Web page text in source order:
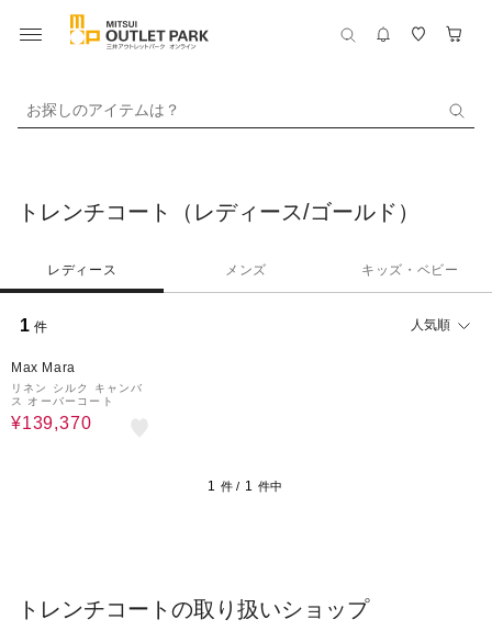
お探しのアイテムは？
トレンチコート（レディース/ゴールド）
レディース メンズ キッズ・ベビー
1 件 人気順
Max Mara
リネン シルク キャンバ
ス オーバーコート
¥139,370
1 件 / 1 件中
トレンチコートの取り扱いショップ